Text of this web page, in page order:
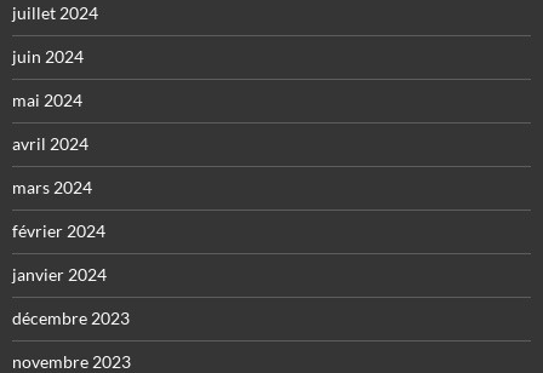
juillet 2024
juin 2024
mai 2024
avril 2024
mars 2024
février 2024
janvier 2024
décembre 2023
novembre 2023